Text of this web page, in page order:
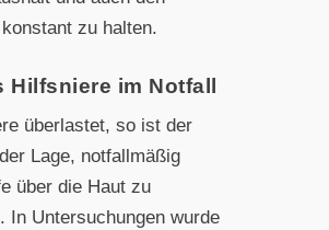
zu halten.
Hilfsniere im Notfall
überlastet, so ist der
Lage, notfall mäßig
über die Haut zu
In Untersuchungen wurde